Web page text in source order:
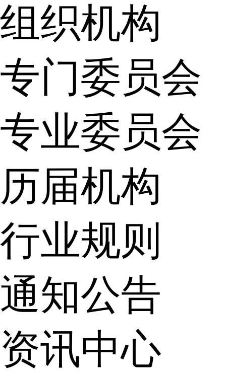
组织机构
专门委员会
专业委员会
历届机构
行业规则
通知公告
资讯中心